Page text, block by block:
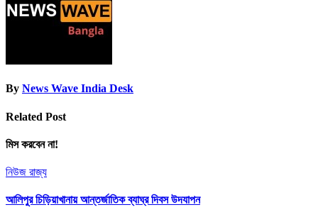
By News Wave India Desk
Related Post
মিস করবেন না!
নিউজ রাজ্য
আলিপুর চিড়িয়াখানায় আন্তর্জাতিক ব্যাঘ্র দিবস উদযাপন